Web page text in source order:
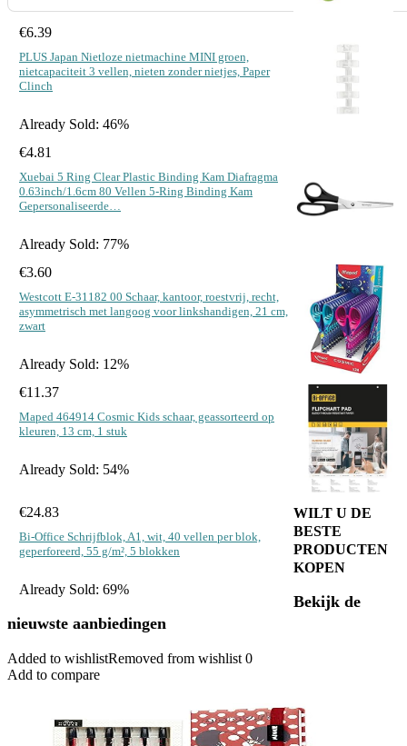
€6.39
PLUS Japan Nietloze nietmachine MINI groen,
nietcapaciteit 3 vellen, nieten zonder nietjes, Paper
Clinch
Already Sold: 46%
€4.81
Xuebai 5 Ring Clear Plastic Binding Kam Diafragma
0.63inch/1.6cm 80 Vellen 5-Ring Binding Kam
Gepersonaliseerde…
Already Sold: 77%
€3.60
Westcott E-31182 00 Schaar, kantoor, roestvrij, recht,
asymmetrisch met langoog voor linkshandigen, 21 cm,
zwart
Already Sold: 12%
€11.37
Maped 464914 Cosmic Kids schaar, geassorteerd op
kleuren, 13 cm, 1 stuk
Already Sold: 54%
€24.83
Bi-Office Schrijfblok, A1, wit, 40 vellen per blok,
geperforeerd, 55 g/m², 5 blokken
Already Sold: 69%
WILT U DE
BESTE
PRODUCTEN
KOPEN
Bekijk de
nieuwste aanbiedingen
Added to wishlistRemoved from wishlist 0
Add to compare